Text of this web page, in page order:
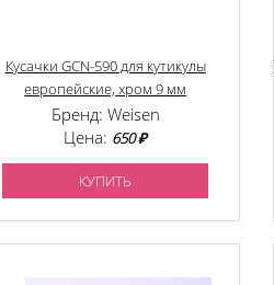
Кусачки GCN-590 для кутикулы
европейские, хром 9 мм
Бренд: Weisen
Цена: 650 ₽
КУПИТЬ